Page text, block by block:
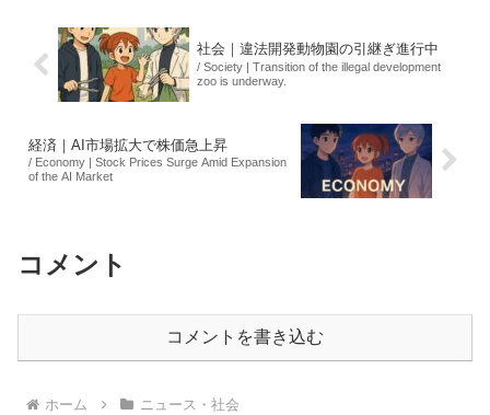
社会｜違法開発動物園の引継ぎ進行中
/ Society | Transition of the illegal development
zoo is underway.
経済｜AI市場拡大で株価急上昇
/ Economy | Stock Prices Surge Amid Expansion
of the AI Market
コメント
コメントを書き込む
ホーム ニュース・社会